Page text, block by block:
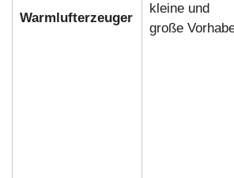
Warmlufterzeuger
kleine und
große